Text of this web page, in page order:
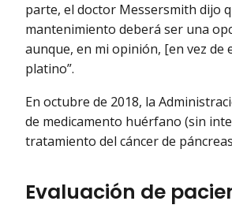
parte, el doctor Messersmith dijo
mantenimiento deberá ser una
aunque, en mi opinión, [en vez de
platino”.
En octubre de 2018, la
de medicamento huérfano (sin
tratamiento del cáncer de
Evaluación de